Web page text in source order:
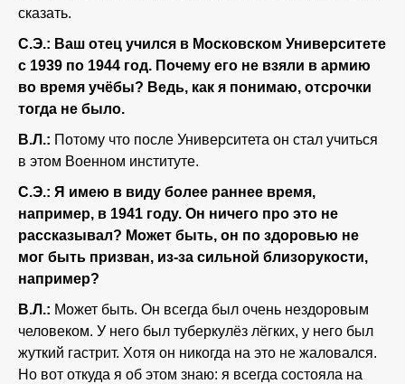
сказать.
С.Э.: Ваш отец учился в Московском Университете
с 1939 по 1944 год. Почему его не взяли в армию
во время учёбы? Ведь, как я понимаю, отсрочки
тогда не было.
В.Л.: Потому что после Университета он стал учиться
в этом Военном институте.
С.Э.: Я имею в виду более раннее время,
например, в 1941 году. Он ничего про это не
рассказывал? Может быть, он по здоровью не
мог быть призван, из-за сильной близорукости,
например?
В.Л.: Может быть. Он всегда был очень нездоровым
человеком. У него был туберкулёз лёгких, у него был
жуткий гастрит. Хотя он никогда на это не жаловался.
Но вот откуда я об этом знаю: я всегда состояла на